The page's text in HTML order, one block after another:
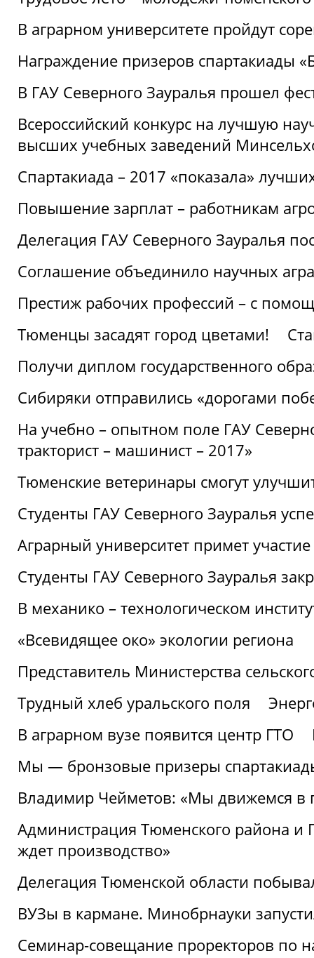
В аграрном университете пройдут
Награждение призеров спартакиады
В ГАУ Северного Зауралья прошел
Всероссийский конкурс на лучшую
высших учебных заведений
Спартакиада – 2017 «показала»
Повышение зарплат – работникам
Делегация ГАУ Северного Зауралья
Соглашение объединило научных
Престиж рабочих профессий – с
Тюменцы засадят город цветами!
Получи диплом государственного
Сибиряки отправились «дорогами
На учебно – опытном поле ГАУ
тракторист – машинист – 2017»
Тюменские ветеринары смогут
Студенты ГАУ Северного Зауралья
Аграрный университет примет
Студенты ГАУ Северного Зауралья
В механико – технологическом
«Всевидящее око» экологии региона
Представитель Министерства
Трудный хлеб уральского поля
В аграрном вузе появится центр ГТО
Мы — бронзовые призеры
Владимир Чейметов: «Мы движемся в
Администрация Тюменского района и
ждет производство»
Делегация Тюменской области
ВУЗы в кармане. Минобрнауки
Семинар-совещание проректоров по